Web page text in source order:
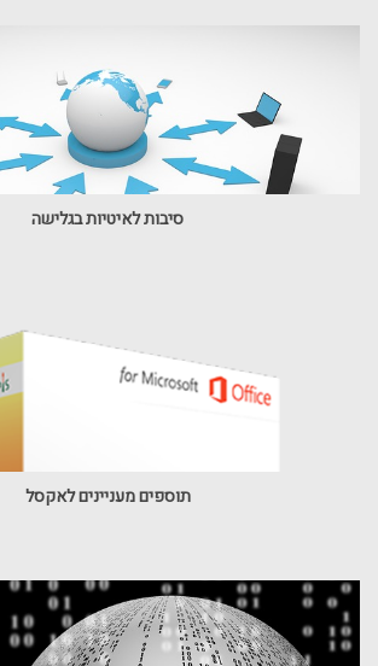
סיבות לאיטיות בגלישה
תוספים מעניינים לאקסל